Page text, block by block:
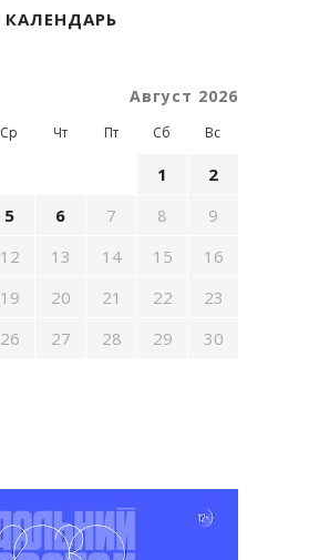
КАЛЕНДАРЬ
Август 2026
Ср Чт Пт Сб Вс
1
2
5 6 7 8
9
12 13 14 15
16
19 20 21 22
23
26 27 28 29
30